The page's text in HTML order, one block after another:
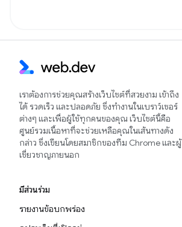
เราต้องการช่วยคุณสร้างเว็บไซต์ที่สวยงาม เข้าถึง
ได้ รวดเร็ว และปลอดภัย ซึ่งทำงานในเบราว์เซอร์
ต่างๆ และเพื่อผู้ใช้ทุกคนของคุณ เว็บไซต์นี้คือ
ศูนย์รวมเนื้อหาที่จะช่วยเหลือคุณในเส้นทางดัง
กล่าว ซึ่งเขียนโดยสมาชิกของทีม Chrome และผู้
เชี่ยวชาญภายนอก
มีส่วนร่วม
รายงานข้อบกพร่อง